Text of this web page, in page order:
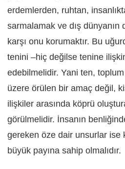
erdemlerden, ruhtan,
sarmalamak ve dış
karşı onu korumaktır. Bu
tenini –hiç değilse tenine
edebilmelidir. Yani ten,
üzere örülen bir amaç değil,
ilişkiler arasında köprü
görülmelidir. İnsanın
gereken öze dair unsurlar ise
büyük payına sahip olmalıdır.